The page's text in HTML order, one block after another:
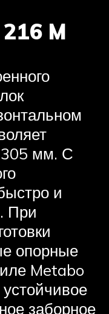
M
305 мм. С
и
При
опорные
Metabo
заборное